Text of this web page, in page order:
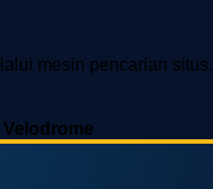
mesin pencarian situs.